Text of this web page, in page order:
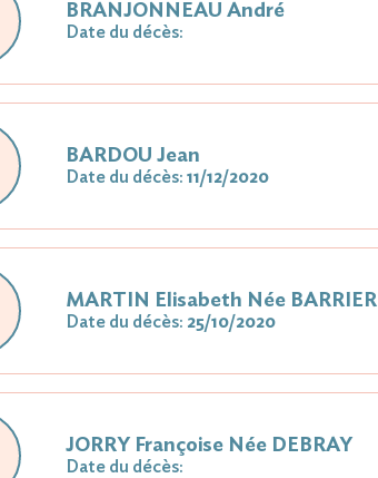
BRANJONNEAU André
Date du décès:
BARDOU Jean
Date du décès: 11/12/2020
MARTIN Elisabeth Née BARRIER
Date du décès: 25/10/2020
JORRY Françoise Née DEBRAY
Date du décès: